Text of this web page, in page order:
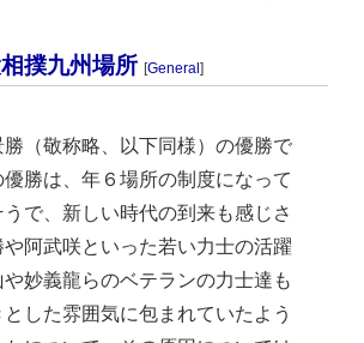
撲九州場所 [General ]
（敬称略、以下同様）の優勝で
勝は、年６場所の制度になって
で、新しい時代の到来も感じさ
阿武咲といった若い力士の活躍
妙義龍らのベテランの力士達も
した雰囲気に包まれていたよう